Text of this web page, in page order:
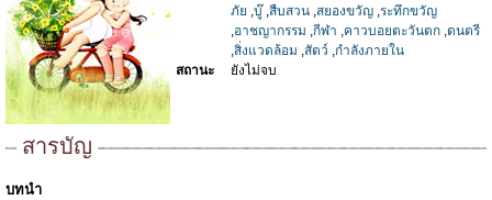
ภัย ,บู๊,สืบสวน ,สยองขวัญ ,ระทึกขวัญ
,อาชญากรรม ,กีฬา ,คาวบอยตะวันตก ,ดนตรี
,สิ่งแวดล้อม ,สัตว์ ,กำลังภายใน
สถานะ
ยังไม่จบ
สารบัญ
บทนำ